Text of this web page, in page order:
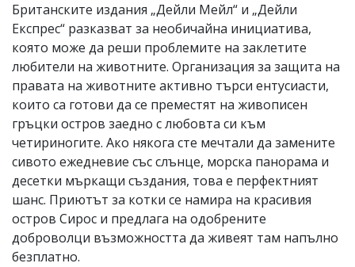
Британските издания „Дейли Мейл“ и „Дейли
Експрес“ разказват за необичайна инициатива,
която може да реши проблемите на заклетите
любители на животните. Организация за защита на
правата на животните активно търси ентусиасти,
които са готови да се преместят на живописен
гръцки остров заедно с любовта си към
четириногите. Ако някога сте мечтали да замените
сивото ежедневие със слънце, морска панорама и
десетки мъркащи създания, това е перфектният
шанс. Приютът за котки се намира на красивия
остров Сирос и предлага на одобрените
доброволци възможността да живеят там напълно
безплатно.